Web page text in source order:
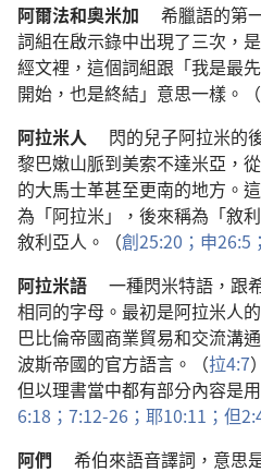
阿爾法和奧米加 希臘語的第
詞組在啟示錄中出現了三次 ， 是
經文裡 ， 這個詞組跟 「我是最先
開始 ， 也是終結」 意思一樣 。（
阿拉米人
閃的兒子阿拉米的
黎巴嫩山脈到美索不達米亞 ， 從
的大馬士革甚至更南的地方 。 這
為 「阿拉米 」， 後來稱為 「敘
敘利亞人 。（創25:20； 申26:5；
阿拉米語
一種閃米特語 ， 跟
相同的字母 。 最初是阿拉米人的
巴比倫帝國商業貿易和交流溝通
波斯帝國的官方語言 。（拉4:7）
但以理書當中都有部分內容是用
6:18； 7:12-26； 耶10:11； 但
阿們
希伯來語音譯詞 ， 意思